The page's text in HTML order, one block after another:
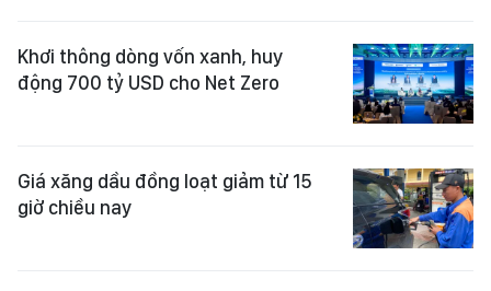
Khơi thông dòng vốn xanh, huy
động 700 tỷ USD cho Net Zero
Giá xăng dầu đồng loạt giảm từ 15
giờ chiều nay